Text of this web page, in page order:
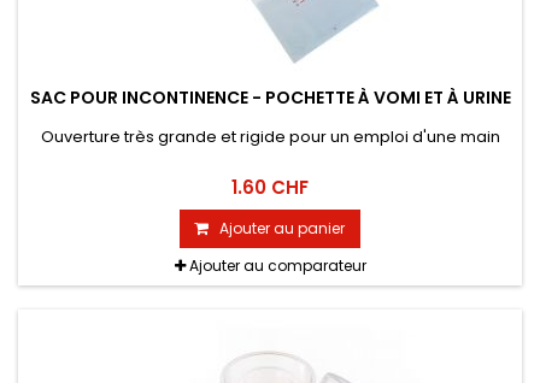
SAC POUR INCONTINENCE - POCHETTE À VOMI ET À URINE
Ouverture très grande et rigide pour un emploi d'une main
1.60 CHF
Ajouter au panier
Ajouter au comparateur